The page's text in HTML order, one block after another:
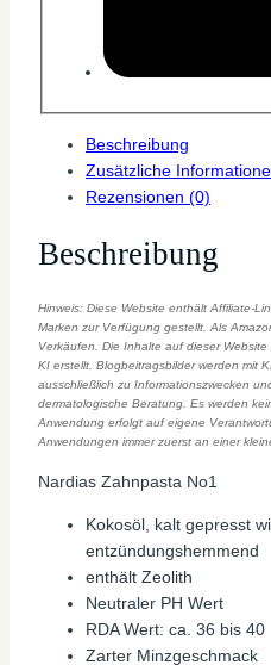
Beschreibung
Zusätzliche
Rezensionen (0)
Beschreibung
Hinweis: Diese Website enthält Affiliate-
Marken zur Verfügung gestellt. Als
Verkäufen. Die Inhalte auf dieser
KI erstellt. Blogbeitragsbilder werden mit
ausschließlich zu Informationszwecken
dermatologische Beratung. Es werden
Anwendung erfolgt auf eigene
Anwendungen immer zuerst an einer
Nardias Zahnpasta No1
Kokosöl, kalt gepresst
entzündungshemmend
enthält Zeolith
Neutraler PH Wert
RDA Wert: ca. 36 bis 40
Zarter Minzgeschmack